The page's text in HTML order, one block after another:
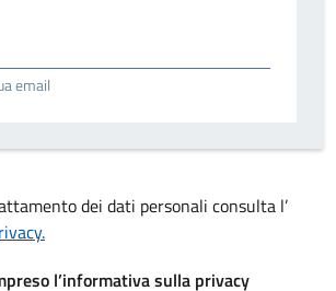
email
dei dati personali consulta l’
l’informativa sulla privacy